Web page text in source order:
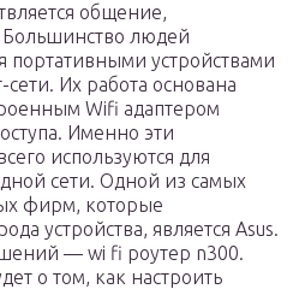
общение,
Большинство людей
портативными устройствами
сети. Их работа основана
Wifi адаптером
Именно эти
используются для
сети. Одной из самых
фирм, которые
устройства, является Asus.
— wi fi роутер n300.
о том, как настроить